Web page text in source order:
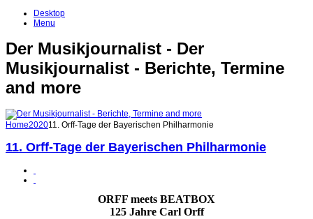
Desktop
Menu
Der Musikjournalist - Der
Musikjournalist - Berichte, Termine
and more
Home202011. Orff-Tage der Bayerischen Philharmonie
11. Orff-Tage der Bayerischen Philharmonie
ORFF meets BEATBOX
125 Jahre Carl Orff